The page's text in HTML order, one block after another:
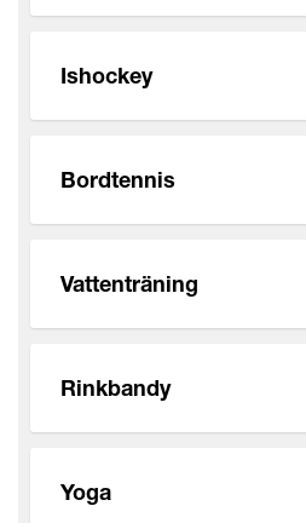
Ishockey
Bordtennis
Vattenträning
Rinkbandy
Yoga